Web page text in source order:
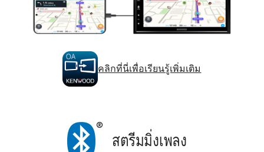
คลิกที่นี่เพื่อเรียนรู้เพิ่มเติม
สตรีมมิ่งเพลง